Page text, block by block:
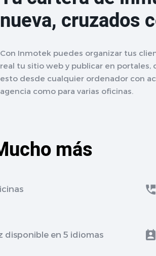
nueva, cruzados
Con Inmotek puedes organizar tus
real tu sitio web y publicar en
esto desde cualquier ordenador con
agencia como para varias oficinas.
más
disponible en 5 idiomas